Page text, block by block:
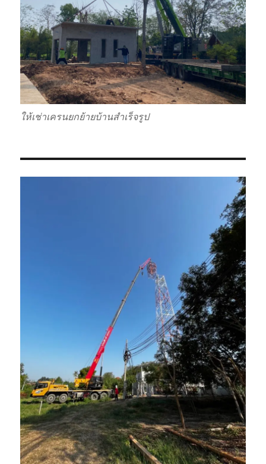
ให้เช่าเครนยกย้ายบ้านสำเร็จรูป